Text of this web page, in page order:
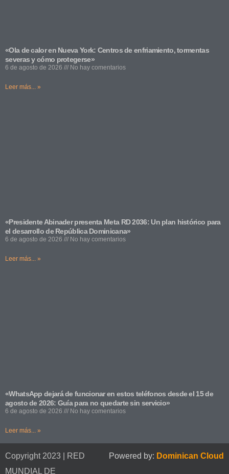
«Ola de calor en Nueva York: Centros de enfriamiento, tormentas
severas y cómo protegerse»
6 de agosto de 2026 No hay comentarios
Leer más... »
«Presidente Abinader presenta Meta RD 2036: Un plan histórico para
el desarrollo de República Dominicana»
6 de agosto de 2026 No hay comentarios
Leer más... »
«WhatsApp dejará de funcionar en estos teléfonos desde el 15 de
agosto de 2026: Guía para no quedarte sin servicio»
6 de agosto de 2026 No hay comentarios
Leer más... »
Copyright 2023 | RED
MUNDIAL DE
Powered by: Dominican Cloud